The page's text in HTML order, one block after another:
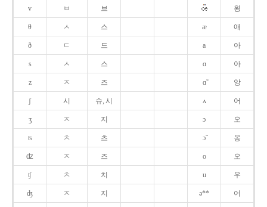
v ㅂ 브 욍
θ ㅅ 스 æ 애
ð ㄷ 드 a 아
s ㅅ 스 ɑ 아
z ㅈ 즈 ɑ̃ 앙
ʃ 시 슈, 시 ʌ 어
ʒ ㅈ 지 ɔ 오
ʦ ㅊ 츠 ɔ̃ 옹
ʣ ㅈ 즈 o 오
ʧ ㅊ 치 u 우
ʤ ㅈ 지 ə** 어